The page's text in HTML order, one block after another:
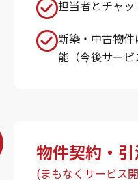
担当者とチャッ
新築・中古物件
能（今後サービ
物件契約・引
(まもなくサービス